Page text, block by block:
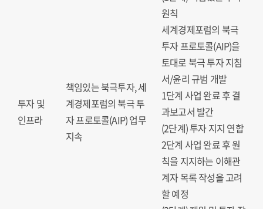
투자 및
인프라
책임있는 북극투자, 세
계경제포럼의 북극 투
자 프로토콜(AIP) 업무
지속
원칙
세계경제포럼의 북극
투자 프로토콜(AIP)을
토대로 북극 투자 지침
서/윤리 규범 개발
1단계 사업 완료 후 결
과보고서 발간
(2단계) 투자 지지 연합
2단계 사업 완료 후 원
칙을 지지하는 이해관
계자 목록 작성을 고려
할 예정